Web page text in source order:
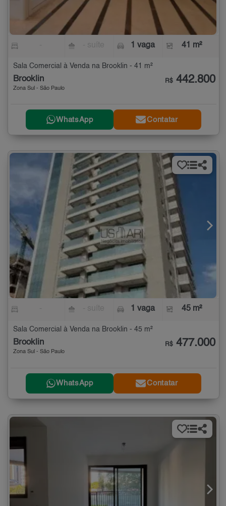
1 vaga 41 m²
Sala Comercial à Venda na Brooklin - 41 m²
Brooklin
Zona Sul - São Paulo
R$ 442.800
WhatsApp Contatar
1 vaga 45 m²
Sala Comercial à Venda na Brooklin - 45 m²
Brooklin
Zona Sul - São Paulo
R$ 477.000
WhatsApp Contatar